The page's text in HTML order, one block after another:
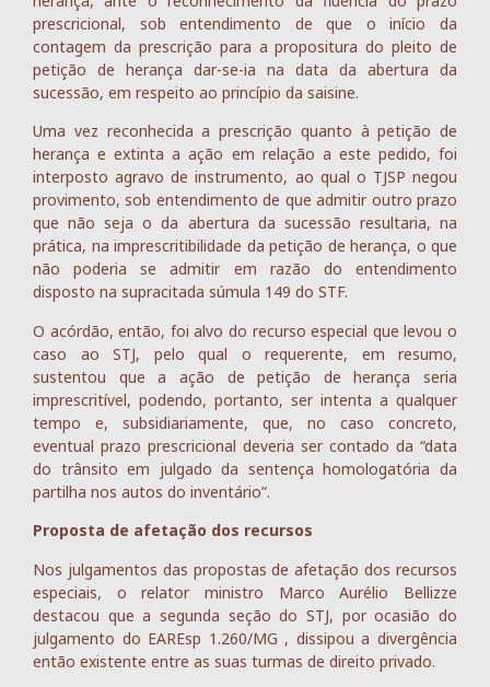
prescricional, sob entendimento de que o início da
contagem da prescrição para a propositura do pleito de
petição de herança dar-se-ia na data da abertura da
sucessão, em respeito ao princípio da saisine.
Uma vez reconhecida a prescrição quanto à petição de
herança e extinta a ação em relação a este pedido, foi
interposto agravo de instrumento, ao qual o TJSP negou
provimento, sob entendimento de que admitir outro prazo
que não seja o da abertura da sucessão resultaria, na
prática, na imprescritibilidade da petição de herança, o que
não poderia se admitir em razão do entendimento
disposto na supracitada súmula 149 do STF.
O acórdão, então, foi alvo do recurso especial que levou o
caso ao STJ, pelo qual o requerente, em resumo,
sustentou que a ação de petição de herança seria
imprescritível, podendo, portanto, ser intenta a qualquer
tempo e, subsidiariamente, que, no caso concreto,
eventual prazo prescricional deveria ser contado da “data
do trânsito em julgado da sentença homologatória da
partilha nos autos do inventário”.
Proposta de afetação dos recursos
Nos julgamentos das propostas de afetação dos recursos
especiais, o relator ministro Marco Aurélio Bellizze
destacou que a segunda seção do STJ, por ocasião do
julgamento do EAREsp 1.260/MG , dissipou a divergência
então existente entre as suas turmas de direito privado.